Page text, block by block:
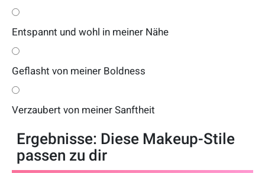
Entspannt und wohl in meiner Nähe
Geflasht von meiner Boldness
Verzaubert von meiner Sanftheit
Ergebnisse: Diese Makeup-Stile
passen zu dir